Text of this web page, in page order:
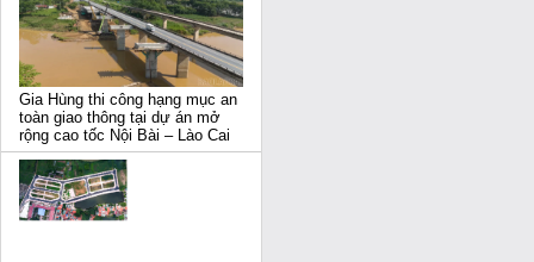
Gia Hùng thi công hạng mục an
toàn giao thông tại dự án mở
rộng cao tốc Nội Bài – Lào Cai